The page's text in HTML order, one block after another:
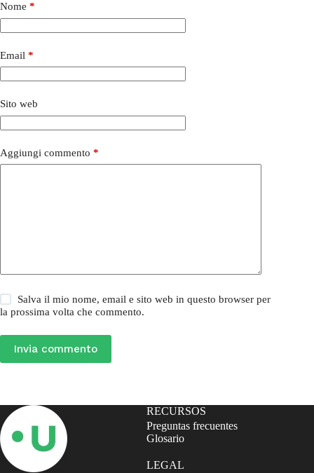
Nome *
Email *
Sito web
Aggiungi commento *
Salva il mio nome, email e sito web in questo browser per
la prossima volta che commento.
Invia commento
RECURSOS
Preguntas frecuentes
Glosario
LEGAL